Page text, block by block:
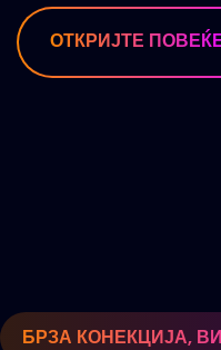
ОТКРИЈТЕ
БРЗА КОНЕКЦИЈА,